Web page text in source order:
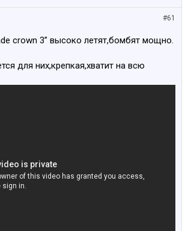
#61
crown 3” высоко летят,бомбят мощно.
для них,крепкая,хватит на всю